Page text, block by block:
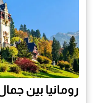
رومانيا بين